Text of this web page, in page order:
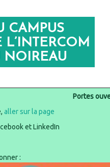
CAMPUS
NOIREAU
Portes
aller sur la page
et LinkedIn
: